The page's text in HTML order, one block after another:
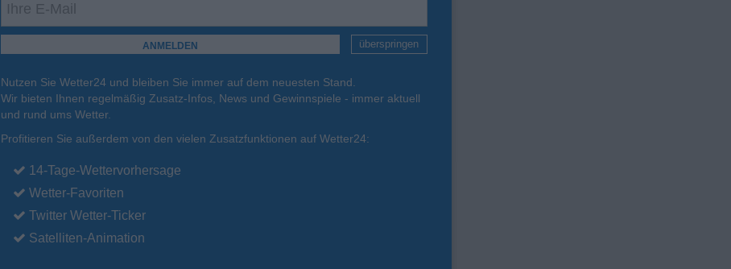
So. 16.08. Mo. 17.08. Di. 18.08. Mi. 19.08. Do. 20.08.
20°C 21°C 21°C
überspringen
Nutzen Sie Wetter24 und bleiben Sie immer auf dem neuesten Stand.
Wir bieten Ihnen regelmäßig Zusatz-Infos, News und Gewinnspiele - immer aktuell
und rund ums Wetter.
Profitieren Sie außerdem von den vielen Zusatzfunktionen auf Wetter24:
14-Tage-Wettervorhersage
Wetter-Favoriten
Twitter Wetter-Ticker
Satelliten-Animation